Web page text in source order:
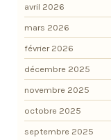
avril 2026
mars 2026
février 2026
décembre 2025
novembre 2025
octobre 2025
septembre 2025